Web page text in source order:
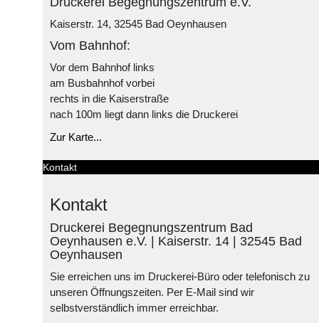
Kaiserstr. 14, 32545 Bad Oeynhausen
Vom Bahnhof:
Vor dem Bahnhof links
am Busbahnhof vorbei
rechts in die Kaiserstraße
nach 100m liegt dann links die Druckerei
Zur Karte...
Kontakt
Kontakt
Druckerei Begegnungszentrum Bad
Oeynhausen e.V. | Kaiserstr. 14 | 32545 Bad
Oeynhausen
Sie erreichen uns im Druckerei-Büro oder telefonisch zu
unseren Öffnungszeiten. Per E-Mail sind wir
selbstverständlich immer erreichbar.